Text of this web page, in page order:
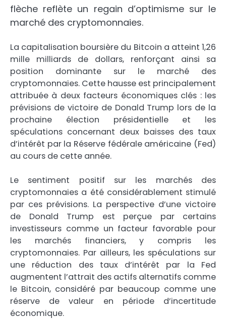
flèche reflète un regain d’optimisme sur le
marché des cryptomonnaies.
La capitalisation boursière du Bitcoin a atteint 1,26
mille milliards de dollars, renforçant ainsi sa
position dominante sur le marché des
cryptomonnaies. Cette hausse est principalement
attribuée à deux facteurs économiques clés : les
prévisions de victoire de Donald Trump lors de la
prochaine élection présidentielle et les
spéculations concernant deux baisses des taux
d’intérêt par la Réserve fédérale américaine (Fed)
au cours de cette année.
Le sentiment positif sur les marchés des
cryptomonnaies a été considérablement stimulé
par ces prévisions. La perspective d’une victoire
de Donald Trump est perçue par certains
investisseurs comme un facteur favorable pour
les marchés financiers, y compris les
cryptomonnaies. Par ailleurs, les spéculations sur
une réduction des taux d’intérêt par la Fed
augmentent l’attrait des actifs alternatifs comme
le Bitcoin, considéré par beaucoup comme une
réserve de valeur en période d’incertitude
économique.